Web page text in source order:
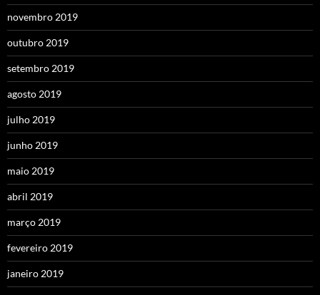
novembro 2019
outubro 2019
setembro 2019
agosto 2019
julho 2019
junho 2019
maio 2019
abril 2019
março 2019
fevereiro 2019
janeiro 2019